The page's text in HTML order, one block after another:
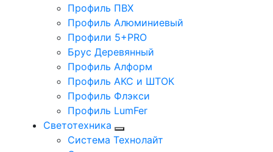
Профиль ПВХ
Профиль Алюминиевый
Профили 5+PRO
Брус Деревянный
Профиль Алформ
Профиль АКС и ШТОК
Профиль Флэкси
Профиль LumFer
Светотехника
Система Технолайт